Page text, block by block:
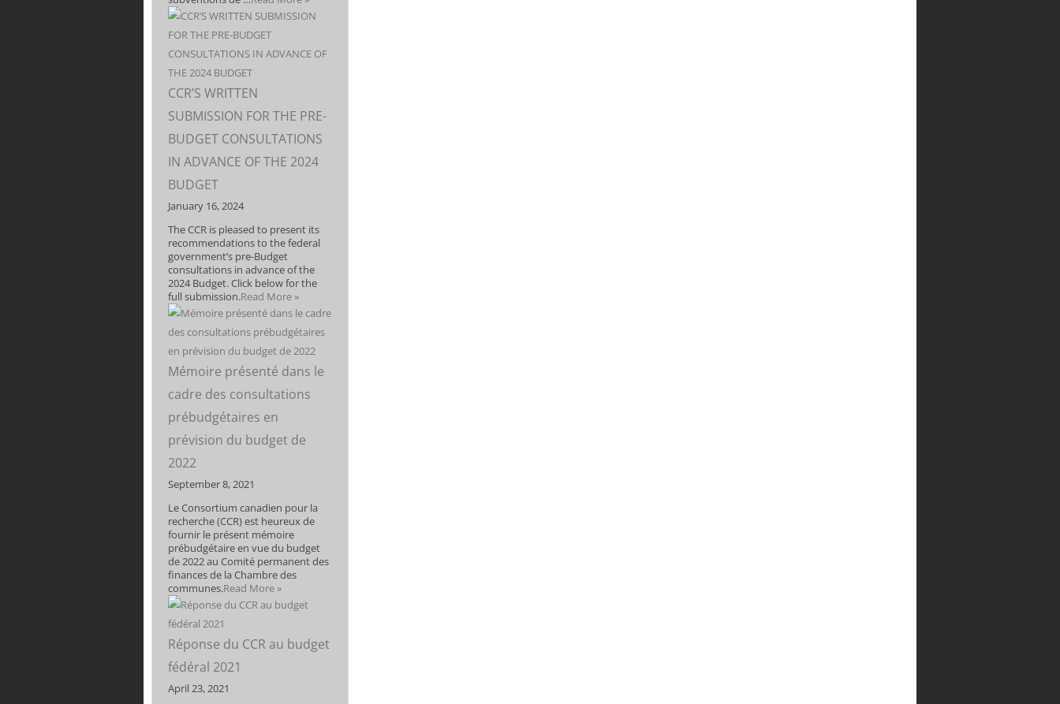
CCR’S WRITTEN
SUBMISSION FOR THE PRE-
BUDGET CONSULTATIONS
IN ADVANCE OF THE 2024
BUDGET
January 16, 2024
The CCR is pleased to present its
recommendations to the federal
government’s pre-Budget
consultations in advance of the
2024 Budget. Click below for the
full submission.Read More »
Mémoire présenté dans le
cadre des consultations
prébudgétaires en
prévision du budget de
2022
September 8, 2021
Le Consortium canadien pour la
recherche (CCR) est heureux de
fournir le présent mémoire
prébudgétaire en vue du budget
de 2022 au Comité permanent des
finances de la Chambre des
communes.Read More »
Réponse du CCR au budget
fédéral 2021
April 23, 2021